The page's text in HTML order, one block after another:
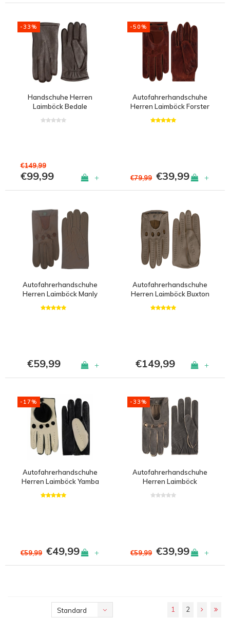
-33%
Handschuhe Herren
Laimböck Bedale
€149,99
€99,99 +
-50%
Autofahrerhandschuhe
Herren Laimböck Forster
€79,99 €39,99 +
Autofahrerhandschuhe
Herren Laimböck Manly
€59,99 +
Autofahrerhandschuhe
Herren Laimböck Buxton
€149,99 +
-17%
Autofahrerhandschuhe
Herren Laimböck Yamba
€59,99 €49,99 +
-33%
Autofahrerhandschuhe
Herren Laimböck
€59,99 €39,99 +
Standard 1 2